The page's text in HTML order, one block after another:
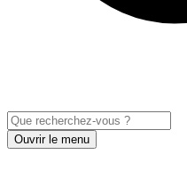
Ouvrir le menu